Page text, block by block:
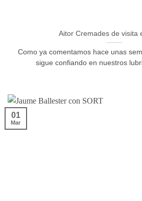
Aitor Cremades de visita
Como ya comentamos hace unas
sigue confiando en nuestros
01
Mar